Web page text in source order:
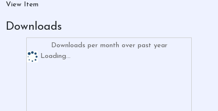
View Item
Downloads
Downloads per month over past year
Loading...